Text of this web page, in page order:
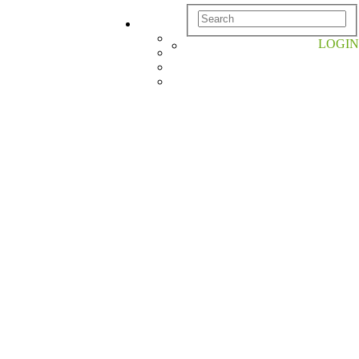
LOGIN